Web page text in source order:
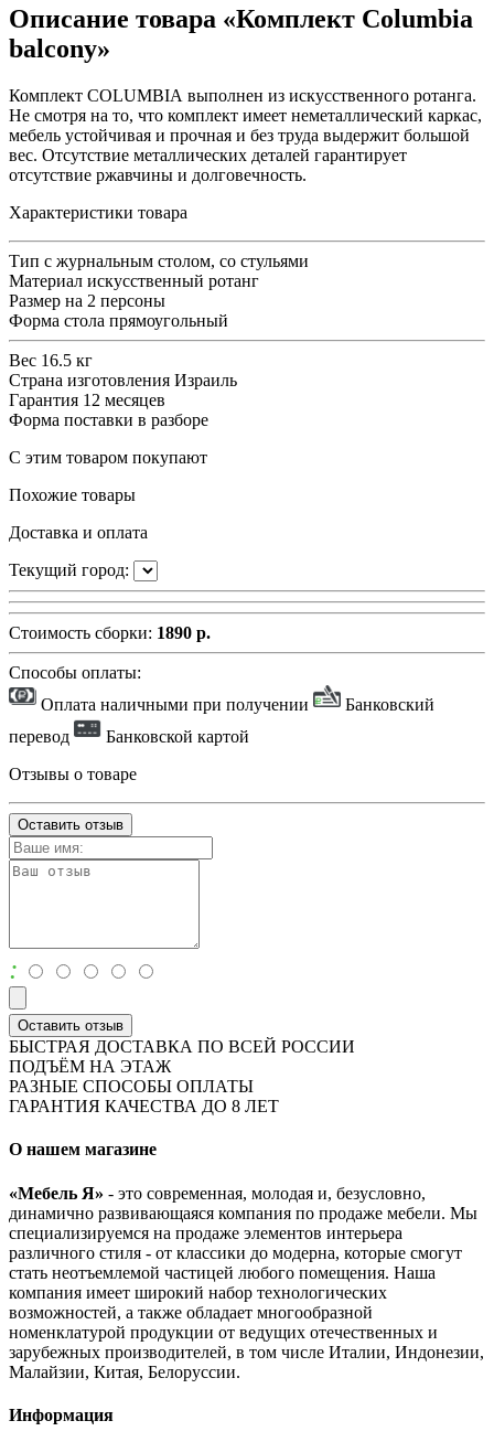
Описание товара «Комплект Columbia
balcony»
Комплект COLUMBIA выполнен из искусственного ротанга.
Не смотря на то, что комплект имеет неметаллический каркас,
мебель устойчивая и прочная и без труда выдержит большой
вес. Отсутствие металлических деталей гарантирует
отсутствие ржавчины и долговечность.
Характеристики товара
Тип с журнальным столом, со стульями
Материал искусственный ротанг
Размер на 2 персоны
Форма стола прямоугольный
Вес 16.5 кг
Страна изготовления Израиль
Гарантия 12 месяцев
Форма поставки в разборе
С этим товаром покупают
Похожие товары
Доставка и оплата
Текущий город:
Стоимость сборки: 1890 р.
Способы оплаты:
Оплата наличными при получении
Банковский
перевод
Банковской картой
Отзывы о товаре
Оставить отзыв
:
Оставить отзыв
БЫСТРАЯ ДОСТАВКА ПО ВСЕЙ РОССИИ
ПОДЪЁМ НА ЭТАЖ
РАЗНЫЕ СПОСОБЫ ОПЛАТЫ
ГАРАНТИЯ КАЧЕСТВА ДО 8 ЛЕТ
О нашем магазине
«Мебель Я» - это современная, молодая и, безусловно,
динамично развивающаяся компания по продаже мебели. Мы
специализируемся на продаже элементов интерьера
различного стиля - от классики до модерна, которые смогут
стать неотъемлемой частицей любого помещения. Наша
компания имеет широкий набор технологических
возможностей, а также обладает многообразной
номенклатурой продукции от ведущих отечественных и
зарубежных производителей, в том числе Италии, Индонезии,
Малайзии, Китая, Белоруссии.
Информация